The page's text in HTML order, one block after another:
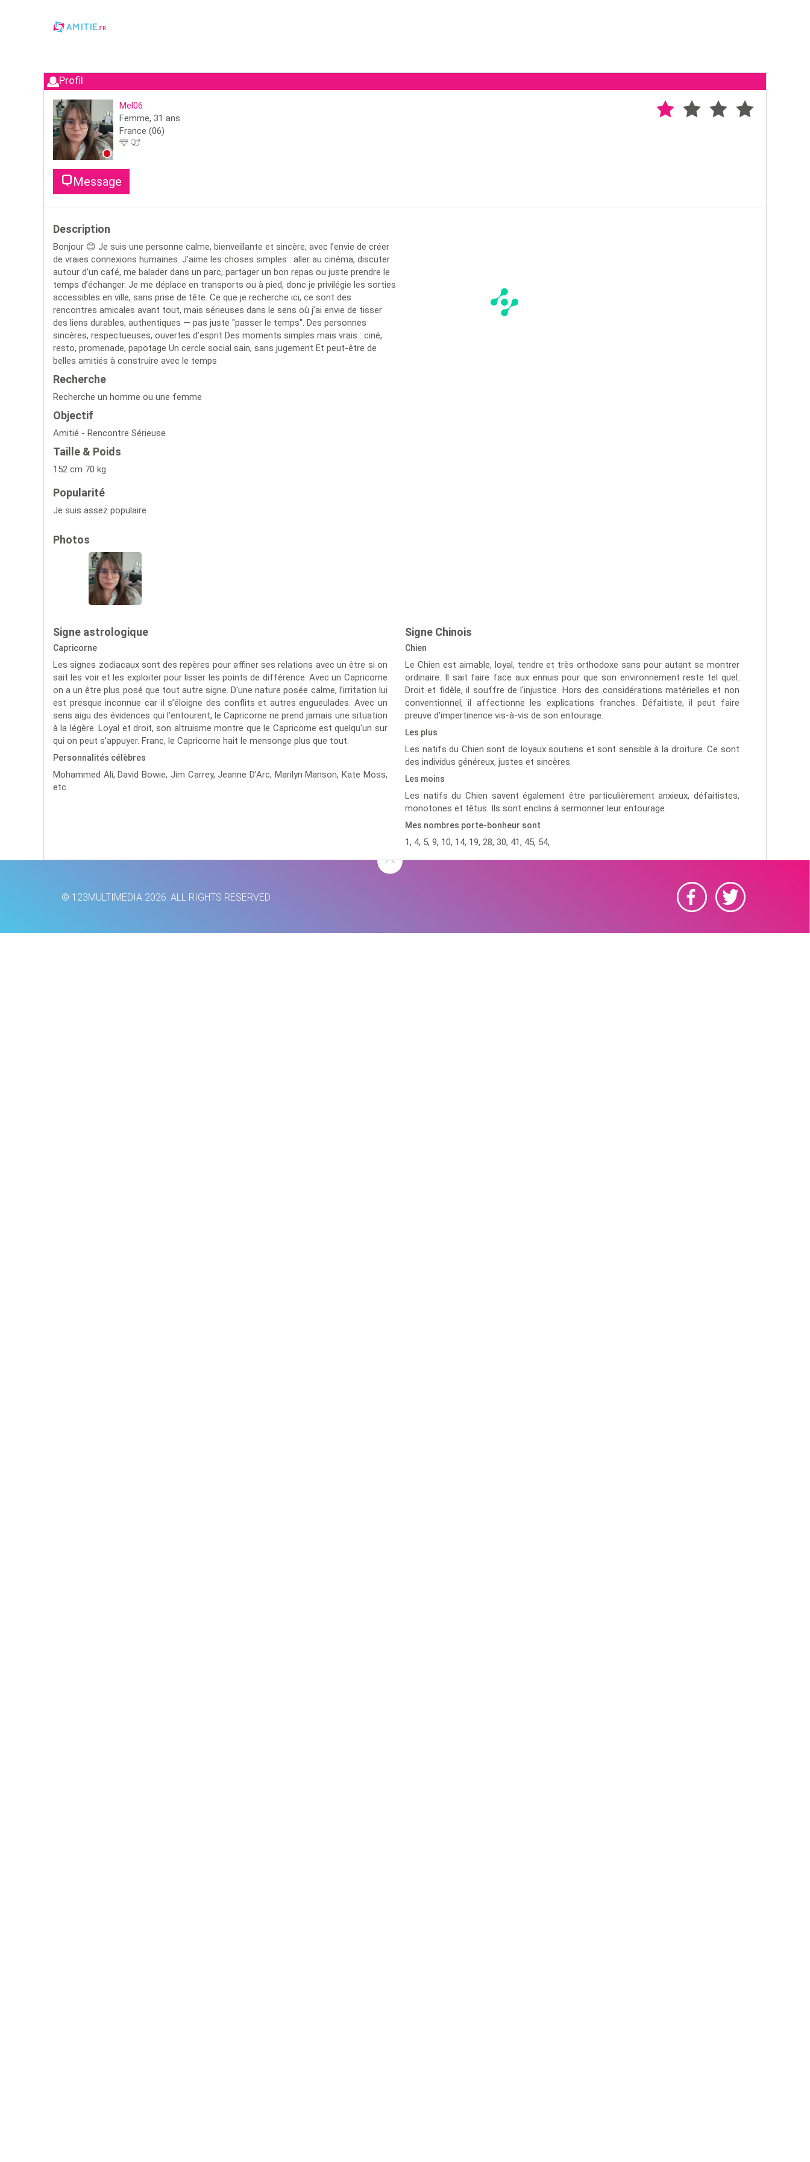
Profil
Mel06
Femme, 31 ans
France (06)
Message
Description
Bonjour 😊 Je suis une personne calme, bienveillante et sincère, avec l’envie de créer
de vraies connexions humaines. J’aime les choses simples : aller au cinéma, discuter
autour d’un café, me balader dans un parc, partager un bon repas ou juste prendre le
temps d’échanger. Je me déplace en transports ou à pied, donc je privilégie les sorties
accessibles en ville, sans prise de tête. Ce que je recherche ici, ce sont des
rencontres amicales avant tout, mais sérieuses dans le sens où j’ai envie de tisser
des liens durables, authentiques — pas juste "passer le temps". Des personnes
sincères, respectueuses, ouvertes d’esprit Des moments simples mais vrais : ciné,
resto, promenade, papotage Un cercle social sain, sans jugement Et peut-être de
belles amitiés à construire avec le temps
Recherche
Recherche un homme ou une femme
Objectif
Amitié - Rencontre Sérieuse
Taille & Poids
152 cm 70 kg
Popularité
Je suis assez populaire
Photos
Signe astrologique
Capricorne
Les signes zodiacaux sont des repères pour affiner ses relations avec un être si on
sait les voir et les exploiter pour lisser les points de différence. Avec un Capricorne
on a un être plus posé que tout autre signe. D'une nature posée calme, l’irritation lui
est presque inconnue car il s’éloigne des conflits et autres engueulades. Avec un
sens aigu des évidences qui l'entourent, le Capricorne ne prend jamais une situation
à la légère. Loyal et droit, son altruisme montre que le Capricorne est quelqu'un sur
qui on peut s’appuyer. Franc, le Capricorne hait le mensonge plus que tout.
Personnalités célèbres
Mohammed Ali,David Bowie, Jim Carrey,Jeanne D'Arc, Marilyn Manson,Kate Moss,
etc.
Signe Chinois
Chien
Le Chien est aimable, loyal, tendre et très orthodoxe sans pour autant se montrer
ordinaire. Il sait faire face aux ennuis pour que son environnement reste tel quel.
Droit et fidèle, il souffre de l'injustice. Hors des considérations matérielles et non
conventionnel, il affectionne les explications franches. Défaitiste, il peut faire
preuve d’impertinence vis-à-vis de son entourage.
Les plus
Les natifs du Chien sont de loyaux soutiens et sont sensible à la droiture. Ce sont
des individus généreux, justes et sincères.
Les moins
Les natifs du Chien savent également être particulièrement anxieux, défaitistes,
monotones et têtus. Ils sont enclins à sermonner leur entourage.
Mes nombres porte-bonheur sont
1, 4, 5, 9, 10, 14, 19, 28, 30, 41, 45, 54,
© 123MULTIMEDIA 2026. ALL RIGHTS RESERVED